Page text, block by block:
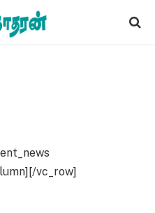
vc_row]